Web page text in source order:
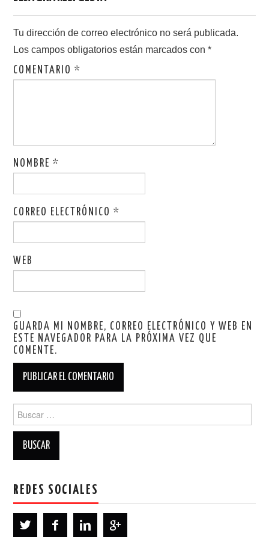
o
k
n
Tu dirección de correo electrónico no será publicada.
Los campos obligatorios están marcados con*
COMENTARIO*
NOMBRE*
CORREO ELECTRÓNICO*
WEB
GUARDA MI NOMBRE, CORREO ELECTRÓNICO Y WEB EN
ESTE NAVEGADOR PARA LA PRÓXIMA VEZ QUE
COMENTE.
REDES SOCIALES